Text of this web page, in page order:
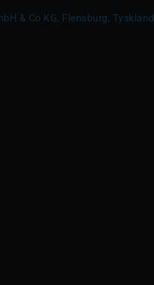
& Co KG, Flensburg, Tyskland